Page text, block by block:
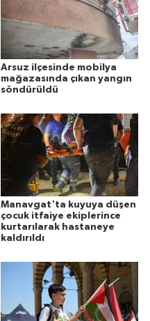
Arsuz ilçesinde mobilya
mağazasında çıkan yangın
söndürüldü
Manavgat'ta kuyuya düşen
çocuk itfaiye ekiplerince
kurtarılarak hastaneye
kaldırıldı